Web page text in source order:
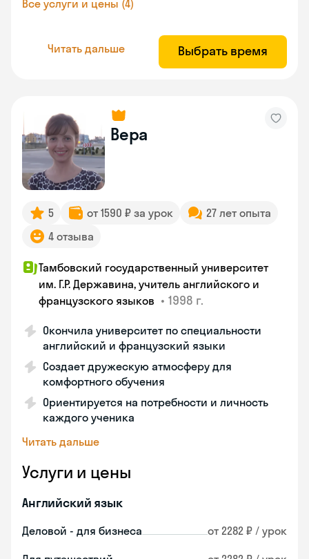
Все услуги и цены (4)
Читать дальше Выбрать время
Вера
5 от 1590 ₽ за урок
27 лет опыта
4 отзыва
Тамбовский государственный университет
им. Г.Р. Державина, учитель английского и
французского языков • 1998 г.
Окончила университет по специальности
английский и французский языки
Создает дружескую атмосферу для
комфортного обучения
Ориентируется на потребности и личность
каждого ученика
Читать дальше
Услуги и цены
Английский язык
Деловой - для бизнеса от 2282 ₽ / урок